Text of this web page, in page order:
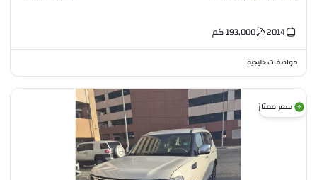
2014
193,000كم
مواصفات خليجية
سعر ممتاز